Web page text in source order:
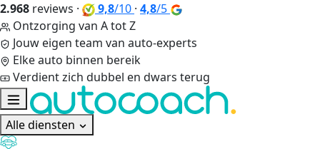
2.968 reviews · 9,8/10 · 4,8/5
Ontzorging van A tot Z
Jouw eigen team van auto-experts
Elke auto binnen bereik
Verdient zich dubbel en dwars terug
Alle diensten